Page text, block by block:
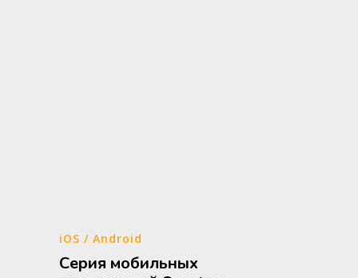
iOS / Android
Серия мобильных